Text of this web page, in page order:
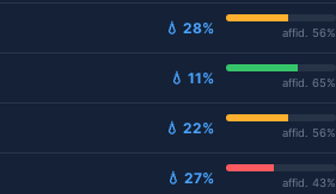
💧 28% affid. 56%
💧 11% affid. 65%
💧 22% affid. 56%
💧 27% affid. 43%